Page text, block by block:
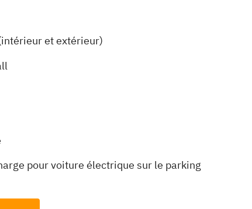
etextérieur)
pour voiture électrique sur le parking